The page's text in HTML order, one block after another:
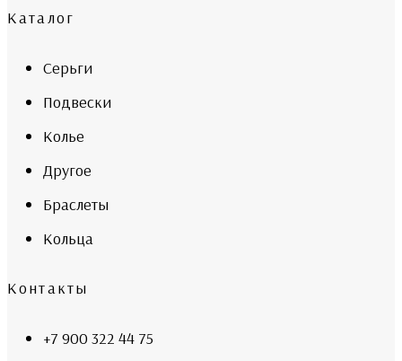
Каталог
Серьги
Подвески
Колье
Другое
Браслеты
Кольца
Контакты
+7 900 322 44 75